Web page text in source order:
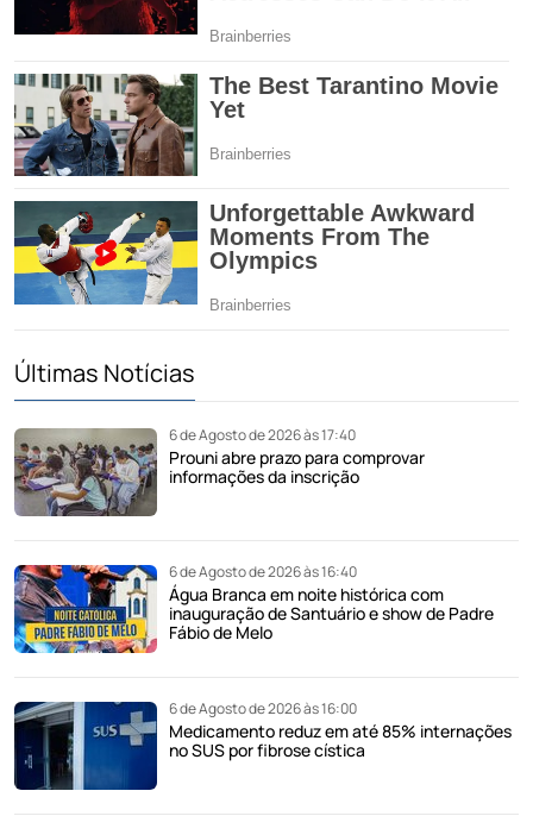
Últimas Notícias
6 de Agosto de 2026 às 17:40
Prouni abre prazo para comprovar
informações da inscrição
6 de Agosto de 2026 às 16:40
Água Branca em noite histórica com
inauguração de Santuário e show de Padre
Fábio de Melo
6 de Agosto de 2026 às 16:00
Medicamento reduz em até 85% internações
no SUS por fibrose cística